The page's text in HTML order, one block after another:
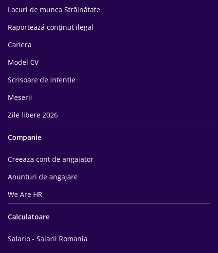
Locuri de munca Străinătate
Raportează conținut ilegal
Cariera
Model CV
Scrisoare de intentie
Meserii
Zile libere 2026
Companie
Creeaza cont de angajator
Anunturi de angajare
We Are HR
Calculatoare
Salario - Salarii Romania